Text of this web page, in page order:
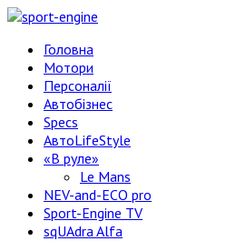
Головна
Мотори
Персоналії
Автобізнес
Specs
АвтоLifeStyle
«В руле»
Le Mans
NEV-and-ECO pro
Sport-Engine TV
sqUAdra Alfa